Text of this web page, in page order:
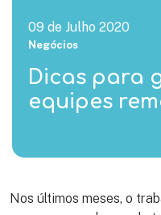
09 de Julho 2020
Negócios
Dicas para
equipes
Nos últimos meses, o